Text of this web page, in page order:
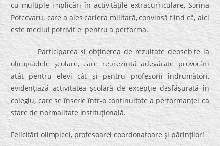
cu multiple implicări în activităţile extracurriculare, Sorina
Potcovaru, care a ales cariera militară, convinsă fiind că, aici
este mediul potrivit ei pentru a performa.
Participarea şi obţinerea de rezultate deosebite la
olimpiadele şcolare, care reprezintă adevărate provocări
atât pentru elevi cât şi pentru profesorii îndrumători,
evidenţiază activitatea şcolară de excepţie desfăşurată în
colegiu, care se înscrie într-o continuitate a performanţei ca
stare de normalitate instituţională.
Felicitări olimpicei, profesoarei coordonatoare şi părinţilor!